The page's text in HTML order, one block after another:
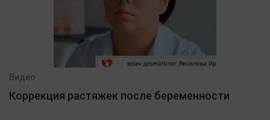
Видео
Коррекция растяжек после беременности